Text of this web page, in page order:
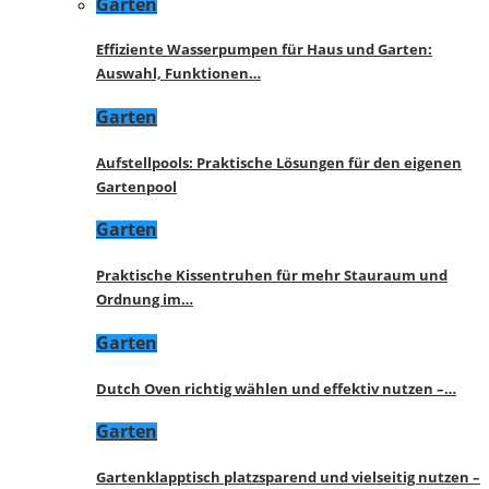
Effiziente Wasserpumpen für Haus und Garten:
Auswahl, Funktionen…
Garten
Aufstellpools: Praktische Lösungen für den eigenen
Gartenpool
Garten
Praktische Kissentruhen für mehr Stauraum und
Ordnung im…
Garten
Dutch Oven richtig wählen und effektiv nutzen –…
Garten
Gartenklapptisch platzsparend und vielseitig nutzen –